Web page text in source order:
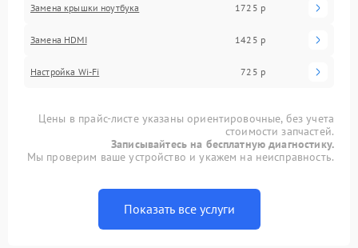
Замена крышки ноутбука 1725 р
Замена HDMI 1425 р
Настройка Wi-Fi 725 р
Цены в прайс-листе указаны ориентировочные, без учета
стоимости запчастей.
Записывайтесь на бесплатную диагностику.
Мы проверим ваше устройство и укажем на неисправность.
Показать все услуги